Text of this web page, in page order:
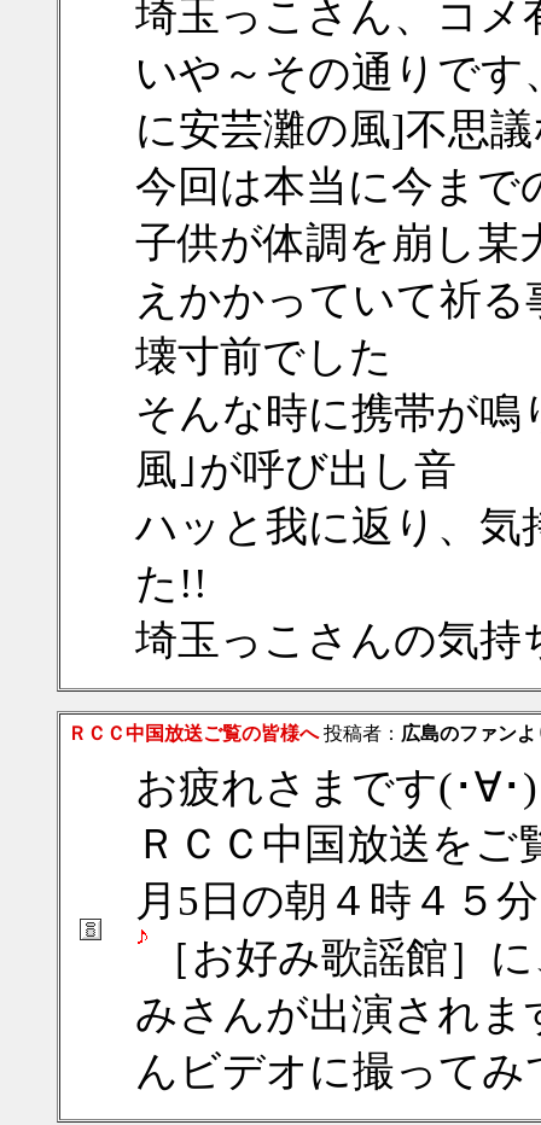
埼玉っこさん、コ
いや～その通りで
に安芸灘の風]不思
今回は本当に今まで
子供が体調を崩し某
えかかっていて祈
壊寸前でした
そんな時に携帯が
風｣が呼び出し音
ハッと我に返り、気
た!!
埼玉っこさんの気
ＲＣＣ中国放送ご覧の皆様へ投稿者： 広島のファンよ
お疲れさまです(･∀･)
ＲＣＣ中国放送をご
月5日の朝４時４５
［お好み歌謡館］
みさんが出演され
んビデオに撮って